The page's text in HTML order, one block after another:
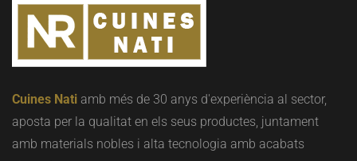
Cuines Nati amb més de 30 anys d'experiència al sector,
aposta per la qualitat en els seus productes, juntament
amb materials nobles i alta tecnologia amb acabats